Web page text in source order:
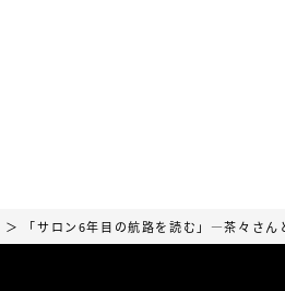
＞ 「サロン6年目の航路を読む」―茶々さ